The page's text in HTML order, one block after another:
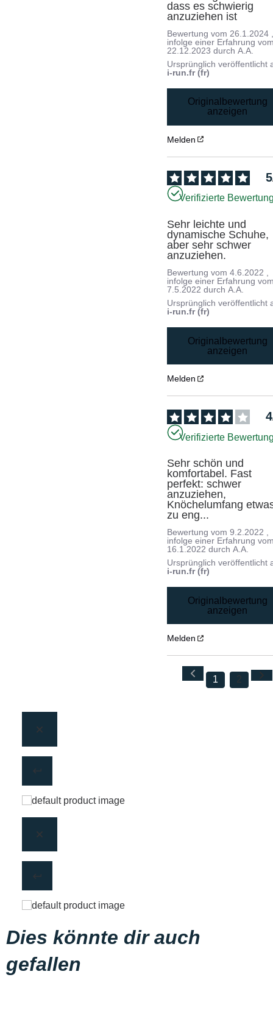
dass es schwierig
anzuziehen ist
Bewertung vom 26.1.2024
infolge einer Erfahrung
22.12.2023 durchA.A.
Ursprünglich veröffentlicht
i-run.fr (fr)
Originalbewertung
anzeigen
Melden
5
Verifizierte
Sehr leichte und
dynamische Schuhe,
aber sehr schwer
anzuziehen.
Bewertung vom4.6.2022
infolge einer Erfahrung
7.5.2022 durchA.A.
Ursprünglich veröffentlicht
i-run.fr (fr)
Originalbewertung
anzeigen
Melden
4
Verifizierte
Sehr schön und
komfortabel. Fast
perfekt: schwer
anzuziehen,
Knöchelumfang
zu eng...
Bewertung vom9.2.2022 ,
infolge einer Erfahrung
16.1.2022 durchA.A.
Ursprünglich veröffentlicht
i-run.fr (fr)
Originalbewertung
anzeigen
Melden
1 2
Dies könnte dir auch
gefallen